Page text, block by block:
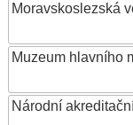
Moravskoslezská
Muzeum hlavního
Národní